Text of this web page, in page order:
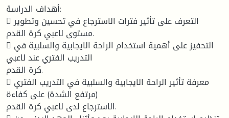
أهداف الدراسة:
 التعرف على تأثير فترات الاسترجاع في تحسين وتطوير
مستوى لاعبي كرة القدم.
 التحفيز على أهمية استخدام الراحة الايجابية والسلبية في
التدريب الفتري عند لاعبي
كرة القدم.
 معرفة تأثير الراحة الايجابية والسلبية في التدريب الفتري
(مرتفع الشدة) على كفاءة
الاسترجاع لدى لاعبي كرة القدم.